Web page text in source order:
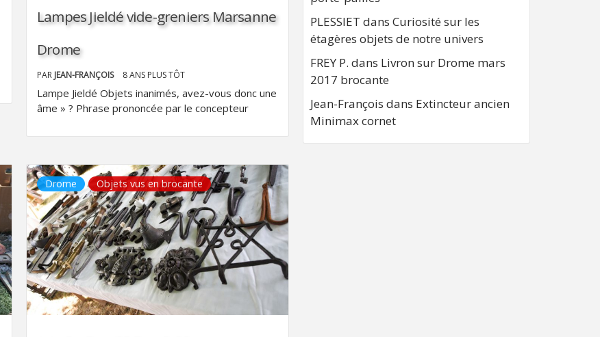
Lampes Jieldé vide-greniers Marsanne
Drome
PAR JEAN-FRANÇOIS 8 ANS PLUS TÔT
Lampe Jieldé Objets inanimés, avez-vous donc une
âme » ? Phrase prononcée par le concepteur
Drome Objets vus en brocante
PLESSIET dans Curiosité sur les
étagères objets de notre univers
FREY P. dans Livron sur Drome mars
2017 brocante
Jean-François dans Extincteur ancien
Minimax cornet